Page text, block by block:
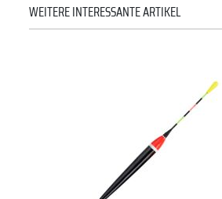
WEITERE INTERESSANTE ARTIKEL